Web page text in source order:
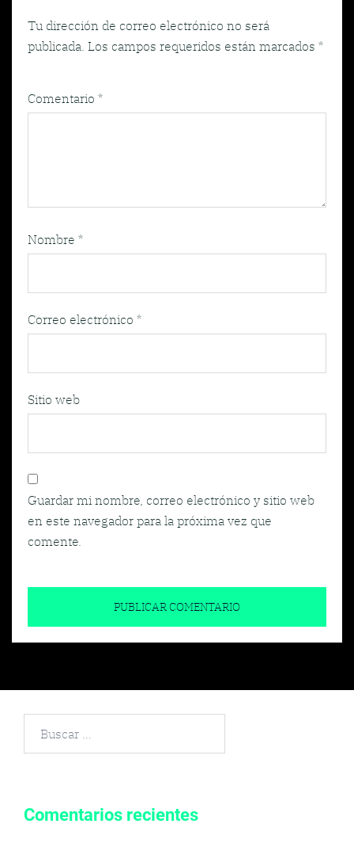
Tu dirección de correo electrónico no será
publicada. Los campos requeridos están marcados *
Comentario *
Nombre *
Correo electrónico *
Sitio web
Guardar mi nombre, correo electrónico y sitio web
en este navegador para la próxima vez que
comente.
Comentarios recientes